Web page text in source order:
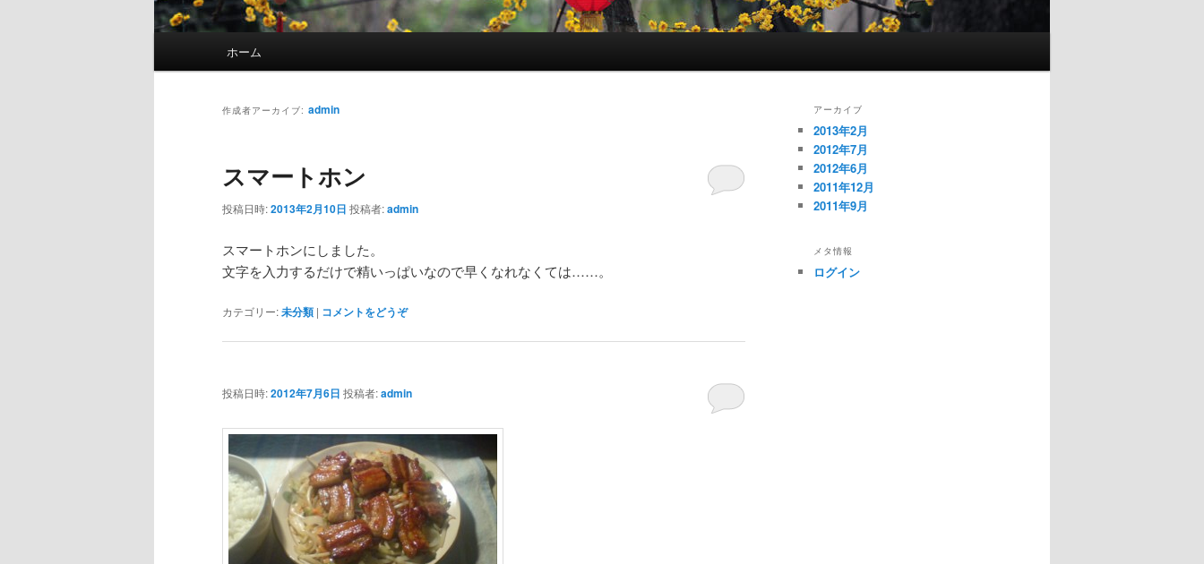
メインコンテンツへ移動
サブコンテンツへ移動
ホーム
作成者アーカイブ: admin
スマートホン
投稿日時:2013年2月10日 投稿者:admin
スマートホンにしました。
文字を入力するだけで精いっぱいなので早くなれなくては……。
カテゴリー:未分類 | コメントをどうぞ
投稿日時:2012年7月6日 投稿者:admin
アーカイブ
2013年2月
2012年7月
2012年6月
2011年12月
2011年9月
メタ情報
ログイン